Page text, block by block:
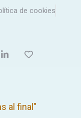
de cookies
al final"